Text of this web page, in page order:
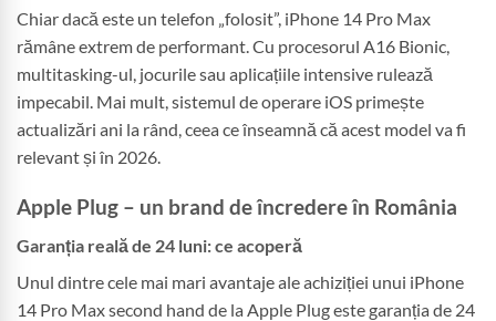
Chiar dacă este un telefon „folosit”, iPhone 14 Pro Max
rămâne extrem de performant. Cu procesorul A16 Bionic,
multitasking-ul, jocurile sau aplicațiile intensive rulează
impecabil. Mai mult, sistemul de operare iOS primește
actualizări ani la rând, ceea ce înseamnă că acest model va fi
relevant și în 2026.
Apple Plug – un brand de încredere în România
Garanția reală de 24 luni: ce acoperă
Unul dintre cele mai mari avantaje ale achiziției unui iPhone
14 Pro Max second hand de la Apple Plug este garanția de 24